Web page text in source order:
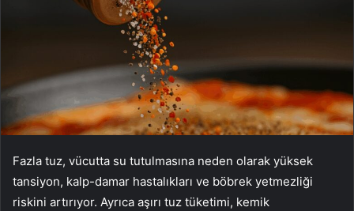
Fazla tuz, vücutta su tutulmasına neden olarak yüksek
tansiyon, kalp-damar hastalıkları ve böbrek yetmezliği
riskini artırıyor. Ayrıca aşırı tuz tüketimi, kemik